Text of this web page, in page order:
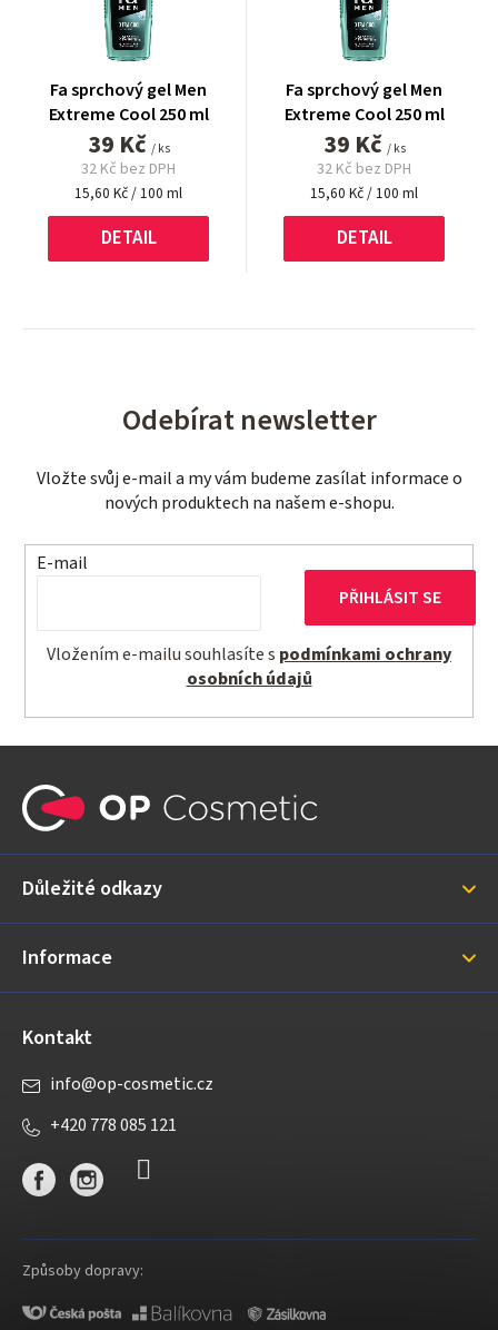
Fa sprchový gel Men
Extreme Cool 250 ml
39 Kč / ks
32 Kč bez DPH
Měrná
cena:
15,60 Kč / 100 ml
DETAIL
Fa sprchový gel Men
Extreme Cool 250 ml
39 Kč / ks
32 Kč bez DPH
Měrná
cena:
15,60 Kč / 100 ml
DETAIL
Odebírat newsletter
Vložte svůj e-mail a my vám budeme zasílat informace o
nových produktech na našem e-shopu.
E-mail
Vložením e-mailu souhlasíte s podmínkami ochrany
osobních údajů
PŘIHLÁSIT SE
a
í
Důležité odkazy
Informace
Kontakt
info@op-cosmetic.cz
+420 778 085 121
Způsoby dopravy: